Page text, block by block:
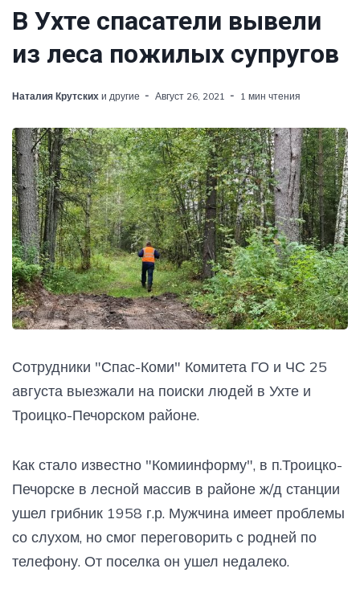
В Ухте спасатели вывели
из леса пожилых супругов
Наталия Крутских и другие Август 26, 2021 1 мин чтения
Сотрудники "Спас-Коми" Комитета ГО и ЧС 25
августа выезжали на поиски людей в Ухте и
Троицко-Печорском районе.
Как стало известно "Комиинформу", в п.Троицко-
Печорске в лесной массив в районе ж/д станции
ушел грибник 1958 г.р. Мужчина имеет проблемы
со слухом, но смог переговорить с родней по
телефону. От поселка он ушел недалеко.